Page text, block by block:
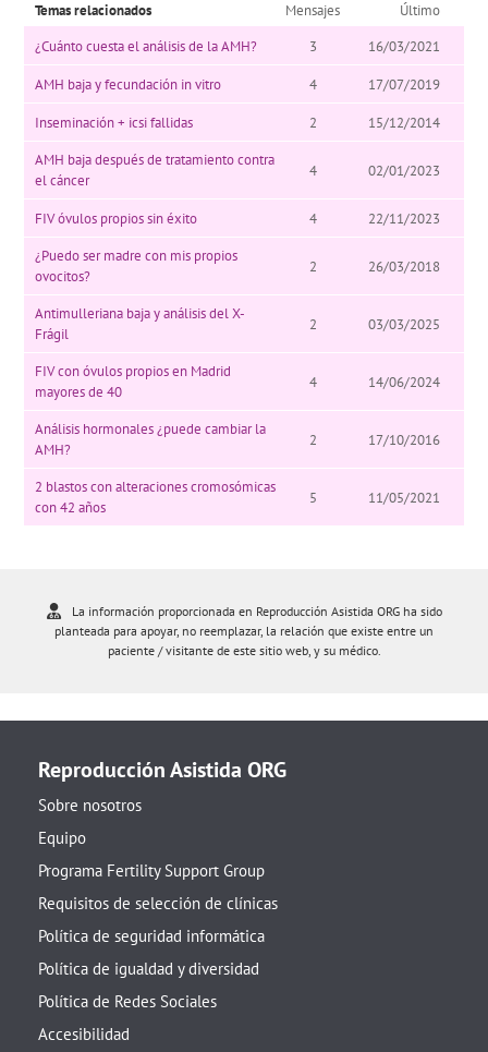
Temas relacionados Mensajes
Último
¿Cuánto cuesta el análisis de la AMH?
3 16/03/2021
AMH baja y fecundación in vitro 4 17/07/2019
Inseminación + icsi fallidas 2
15/12/2014
AMH baja después de tratamiento contra
el cáncer
4 02/01/2023
FIV óvulos propios sin éxito 4
22/11/2023
¿Puedo ser madre con mis propios
ovocitos?
2 26/03/2018
Antimulleriana baja y análisis del X-
Frágil
2 03/03/2025
FIV con óvulos propios en Madrid
mayores de 40
4 14/06/2024
Análisis hormonales ¿puede cambiar la
AMH?
2 17/10/2016
2 blastos con alteraciones cromosómicas
con 42 años
5 11/05/2021
La información proporcionada en Reproducción Asistida ORG ha sido
planteada para apoyar, no reemplazar, la relación que existe entre un
paciente / visitante de este sitio web, y su médico.
Reproducción Asistida ORG
Sobre nosotros
Equipo
Programa Fertility Support Group
Requisitos de selección de clínicas
Política de seguridad informática
Política de igualdad y diversidad
Política de Redes Sociales
Accesibilidad